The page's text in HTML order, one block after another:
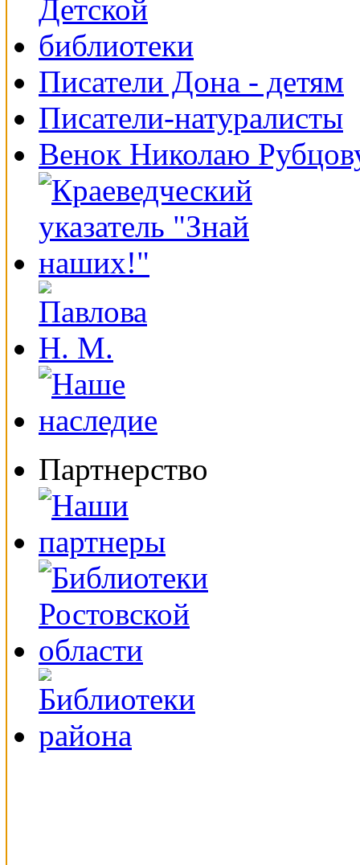
Писатели Дона - детям
Писатели-натуралисты
Венок Николаю
Партнерство